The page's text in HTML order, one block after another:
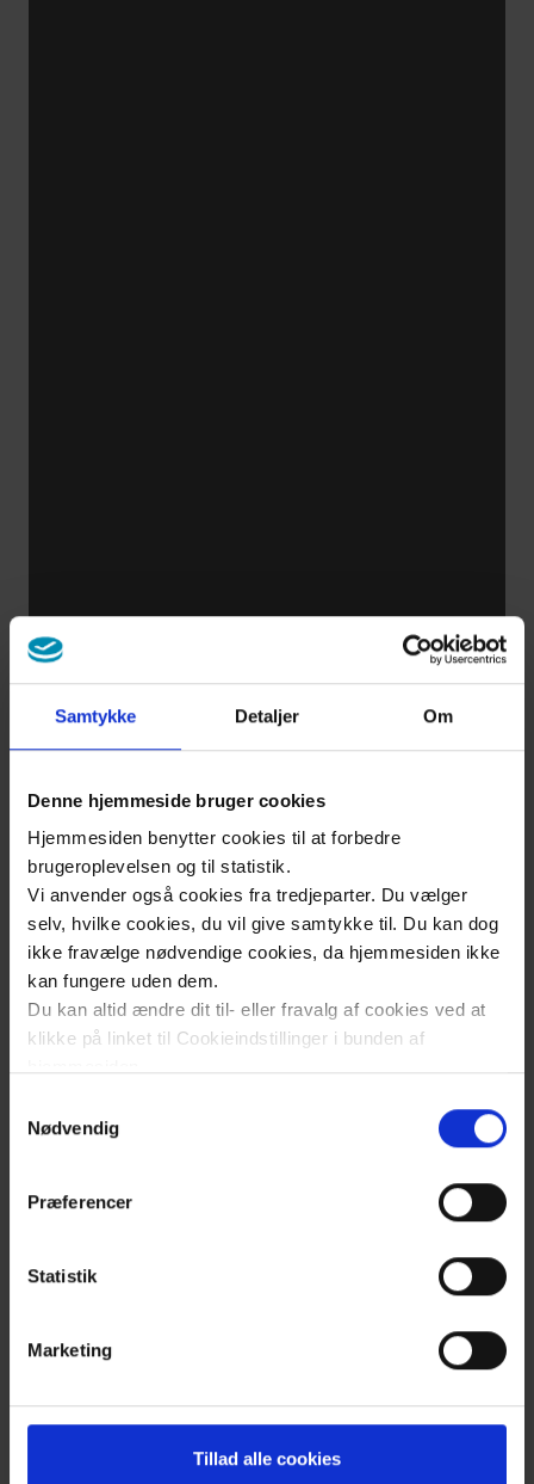
Samtykke Detaljer Om
Denne hjemmeside bruger cookies
Hjemmesiden benytter cookies til at forbedre
brugeroplevelsen og til statistik.
Vi anvender også cookies fra tredjeparter. Du vælger
selv, hvilke cookies, du vil give samtykke til. Du kan dog
ikke fravælge nødvendige cookies, da hjemmesiden ikke
kan fungere uden dem.
Du kan altid ændre dit til- eller fravalg af cookies ved at
klikke på linket til Cookieindstillinger i bunden af
Læs mere om brugen af cookies på vores hjemmeside
Læs mere om vores behandling af personoplysninger
her.
Nødvendig
Præferencer
Statistik
Marketing
Tillad alle cookies
cookiepanel